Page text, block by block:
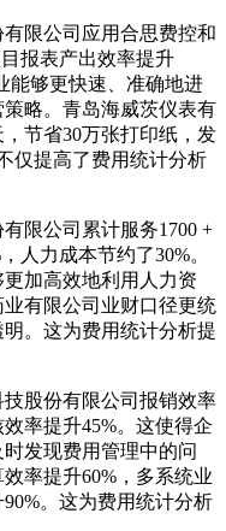
限公司应用合思费控和
报表产出效率提升
能够更快速、准确地进
略。青岛海威茨仪表有
节省30万张打印纸，发
仅提高了费用统计分析
限公司累计服务1700 +
人力成本节约了30%。
加高效地利用人力资
有限公司业财口径更统
。这为费用统计分析提
股份有限公司报销效率
率提升45%。这使得企
发现费用管理中的问
率提升60%，多系统业
。这为费用统计分析